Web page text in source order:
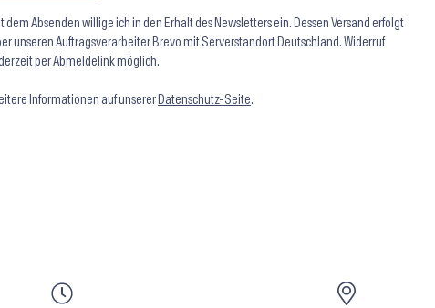
dem Absenden willige ich in den Erhalt des Newsletters ein. Dessen Versand erfolgt
unseren Auftragsverarbeiter Brevo mit Serverstandort Deutschland. Widerruf
per Abmeldelink möglich.
Informationen auf unserer Datenschutz-Seite.